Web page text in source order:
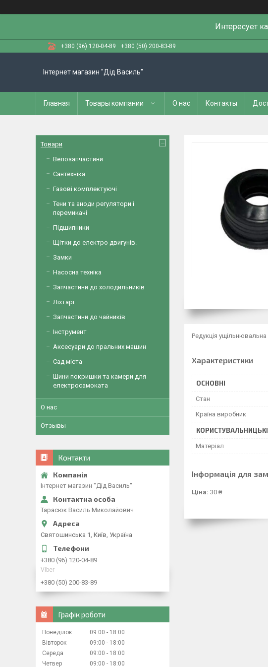
Интересует
+380 (96) 120-04-89 +380 (50) 200-83-89
Інтернет магазин "Дід Василь"
Главная Товары компании О нас Контакты
Редукція
Характеристики
ОСНОВНІ
Стан
Країна виробник
Матеріал
Інформація для
Ціна: 30 ₴
Товари
Велозапчастини
Сантехніка
Газові комплектуючі
Тени та аноди регулятори і
перемикачі
Підшипники
Щітки до електро двигунів.
Замки
Насосна техніка
Запчастини до холодильників
Ліхтарі
Запчастини до чайників
Інструмент
Аксесуари до пральних машин
Сад міста
Шини покришки та камери для
електросамоката
О нас
Отзывы
Контакти
Інтернет магазин "Дід Василь"
Тарасюк Василь Миколайович
Святошинська 1, Київ, Україна
+380 (96) 120-04-89
Viber
+380 (50) 200-83-89
Графік роботи
Понеділок 09:00
18:00
Вівторок
09:00
18:00
Середа
09:00
18:00
Четвер
09:00 18:00